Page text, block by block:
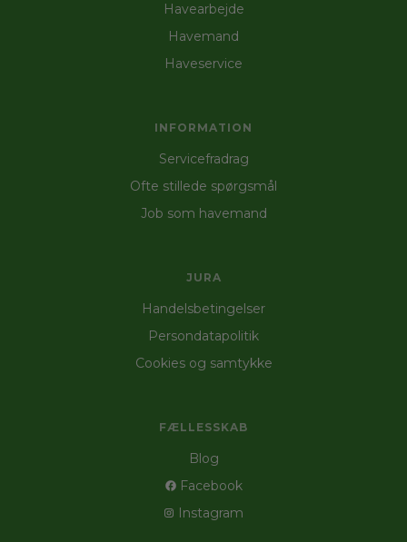
Havearbejde
Havemand
Haveservice
INFORMATION
Servicefradrag
Ofte stillede spørgsmål
Job som havemand
JURA
Handelsbetingelser
Persondatapolitik
Cookies og samtykke
FÆLLESSKAB
Blog
Facebook
Instagram